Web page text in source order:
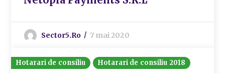
Sector5.ro 7 mai 2020
Hotarari de consiliu
Hotarari de consiliu 2018